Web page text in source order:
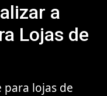
a
Lojas de
para lojas de